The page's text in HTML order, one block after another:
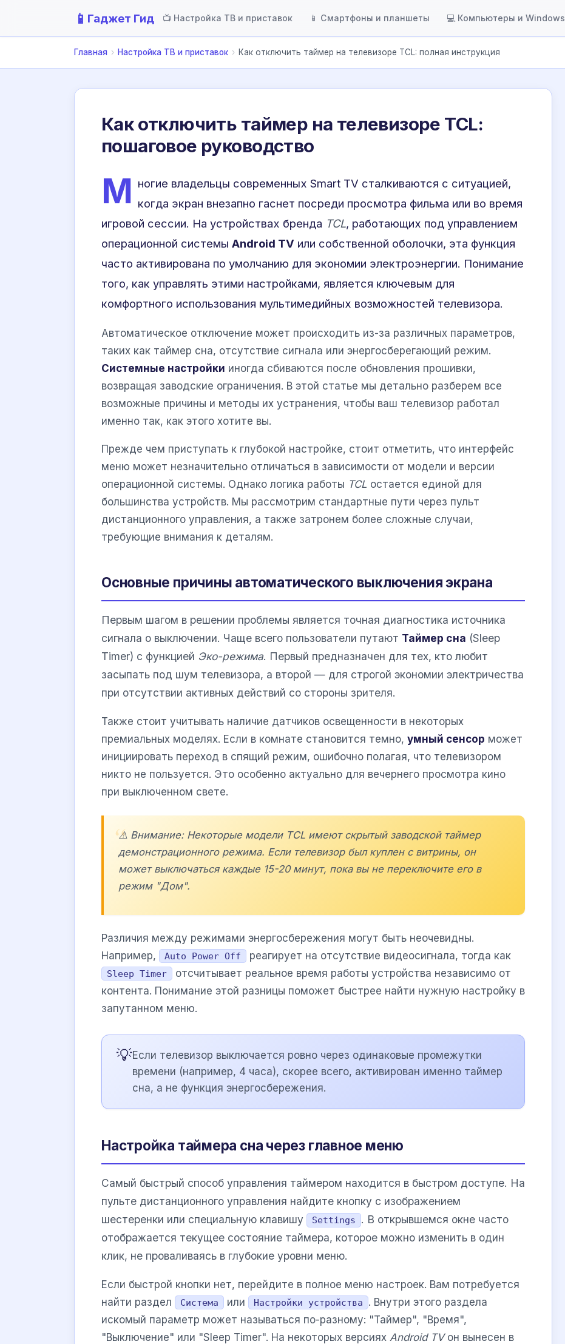
📱 Гаджет Гид 📺 Настройка ТВ и приставок 📱 Смартфоны и планшеты 💻 Компьютеры и Windows
Главная › Настройка ТВ и приставок › Как отключить таймер на телевизоре TCL: полная инструкция
Как отключить таймер на телевизоре TCL:
пошаговое руководство
М ногие владельцы современных Smart TV сталкиваются с ситуацией,
когда экран внезапно гаснет посреди просмотра фильма или во время
игровой сессии. На устройствах бренда TCL, работающих под управлением
операционной системы Android TV или собственной оболочки, эта функция
часто активирована по умолчанию для экономии электроэнергии. Понимание
того, как управлять этими настройками, является ключевым для
комфортного использования мультимедийных возможностей телевизора.
Автоматическое отключение может происходить из-за различных параметров,
таких как таймер сна, отсутствие сигнала или энергосберегающий режим.
Системные настройки иногда сбиваются после обновления прошивки,
возвращая заводские ограничения. В этой статье мы детально разберем все
возможные причины и методы их устранения, чтобы ваш телевизор работал
именно так, как этого хотите вы.
Прежде чем приступать к глубокой настройке, стоит отметить, что интерфейс
меню может незначительно отличаться в зависимости от модели и версии
операционной системы. Однако логика работы TCL остается единой для
большинства устройств. Мы рассмотрим стандартные пути через пульт
дистанционного управления, а также затронем более сложные случаи,
требующие внимания к деталям.
Основные причины автоматического выключения экрана
Первым шагом в решении проблемы является точная диагностика источника
сигнала о выключении. Чаще всего пользователи путают Таймер сна (Sleep
Timer) с функцией Эко-режима. Первый предназначен для тех, кто любит
засыпать под шум телевизора, а второй — для строгой экономии электричества
при отсутствии активных действий со стороны зрителя.
Также стоит учитывать наличие датчиков освещенности в некоторых
премиальных моделях. Если в комнате становится темно, умный сенсор может
инициировать переход в спящий режим, ошибочно полагая, что телевизором
никто не пользуется. Это особенно актуально для вечернего просмотра кино
при выключенном свете.
⚠️ Внимание: Некоторые модели TCL имеют скрытый заводской таймер
демонстрационного режима. Если телевизор был куплен с витрины, он
может выключаться каждые 15-20 минут, пока вы не переключите его в
режим "Дом".
Различия между режимами энергосбережения могут быть неочевидны.
Например,
Auto Power Off реагирует на отсутствие видеосигнала, тогда как
Sleep Timer
отсчитывает реальное время работы устройства независимо от
контента. Понимание этой разницы поможет быстрее найти нужную настройку в
запутанном меню.
💡Если телевизор выключается ровно через одинаковые промежутки
времени (например, 4 часа), скорее всего, активирован именно таймер
сна, а не функция энергосбережения.
Настройка таймера сна через главное меню
Самый быстрый способ управления таймером находится в быстром доступе. На
пульте дистанционного управления найдите кнопку с изображением
шестеренки или специальную клавишу
Settings
. В открывшемся окне часто
отображается текущее состояние таймера, которое можно изменить в один
клик, не проваливаясь в глубокие уровни меню.
Если быстрой кнопки нет, перейдите в полное меню настроек. Вам потребуется
найти раздел
Система или Настройки устройства
. Внутри этого раздела
искомый параметр может называться по-разному: "Таймер", "Время",
"Выключение" или "Sleep Timer". На некоторых версиях Android TVон вынесен в